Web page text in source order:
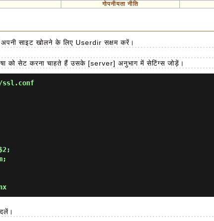
गोपनीयता नीति
अपनी साइट खोलने के लिए Userdir सक्षम करें।
को सेट करना चाहते हैं उसके [server] अनुभाग में सेटिंग्स जोड़ें।
ssl.conf